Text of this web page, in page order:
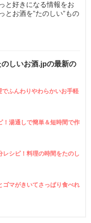
と好きになる情報をお
とお酒を”たのしい”もの
しいお酒.jpの最新の
ふんわりやわらかいお手軽
！湯通しで簡単＆短時間で作
レシピ！料理の時間をたのし
ゴマがきいてさっぱり食べれ